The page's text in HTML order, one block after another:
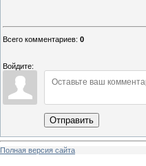
Всего комментариев: 0
Войдите:
Отправить
Полная версия сайта